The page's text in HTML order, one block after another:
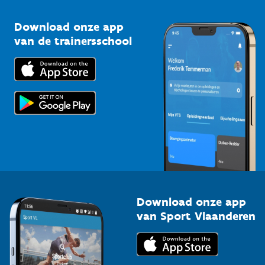
Bedrijven
Trainers en begeleiders
Topsporters
Kennisplatform
Downloads
Voor de pers
Download onze app
van de trainersschool
Download onze app
van Sport Vlaanderen